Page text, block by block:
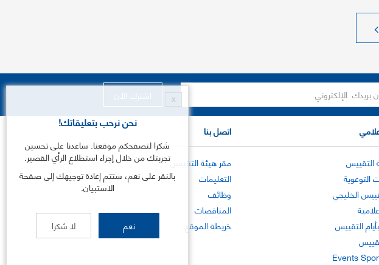
التقييس
التوعوية
الخليجي
التقييس
Events
اتصل بنا
مقر هيئة التقييس
التعليمات
وظائف
المناقصات
خريطة الموقع
X
نحن نرحب بتعليقاتك!
شكرا لتصفحكم موقعنا. ساعدنا على تحسين
تجربتك من خلال إجراء استطلاع الرأي القصير.
بالنقر على نعم، ستتم إعادة توجيهك إلى صفحة
الاستبيان.
نعم لا شكرا